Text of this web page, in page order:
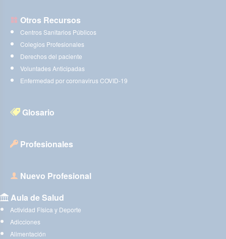
Otros Recursos
Centros Sanitarios Públicos
Colegios Profesionales
Derechos del paciente
Voluntades Anticipadas
Enfermedad por coronavirus COVID-19
Glosario
Profesionales
Nuevo Profesional
Aula de Salud
Actividad Física y Deporte
Adicciones
Alimentación